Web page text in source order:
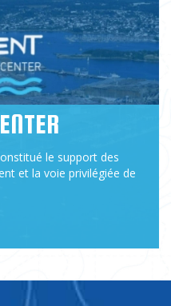
le support des
et la voie privilégiée de